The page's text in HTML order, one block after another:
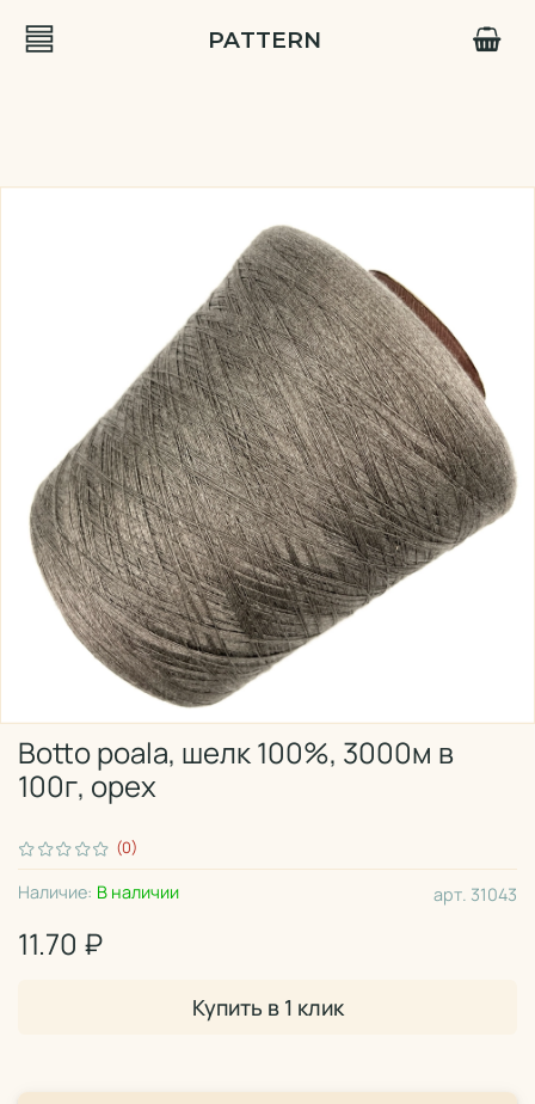
PATTERN
(0)
арт. 31043
Наличие: В наличии
Botto poala, шелк 100%, 3000м в
100г, орех
11.70 ₽
Купить в 1 клик